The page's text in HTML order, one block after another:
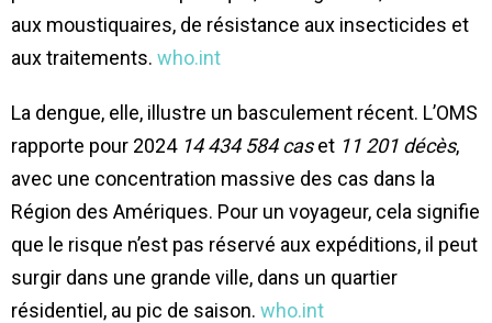
aux moustiquaires, de résistance aux insecticides et
aux traitements. who.int
La dengue, elle, illustre un basculement récent. L’OMS
rapporte pour 2024 14 434 584 caset 11 201 décès,
avec une concentration massive des cas dans la
Région des Amériques. Pour un voyageur, cela signifie
que le risque n’est pas réservé aux expéditions, il peut
surgir dans une grande ville, dans un quartier
résidentiel, au pic de saison. who.int